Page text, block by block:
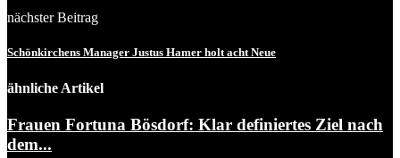
nächster Beitrag
Schönkirchens Manager Justus Hamer holt acht Neue
ähnliche Artikel
Frauen Fortuna Bösdorf: Klar definiertes Ziel nach
dem...